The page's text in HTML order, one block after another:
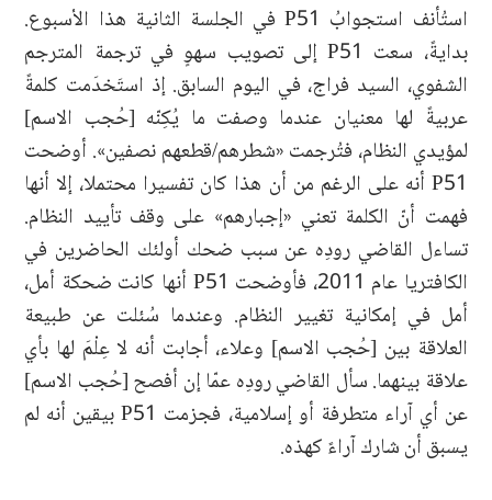
استُأنف استجوابُ P51 في الجلسة الثانية هذا الأسبوع.
بدايةً، سعت P51 إلى تصويب سهوٍ في ترجمة المترجم
الشفوي، السيد فراج، في اليوم السابق. إذ استَخدَمت كلمةً
عربيةً لها معنيان عندما وصفت ما يُكِنّه [حُجب الاسم]
لمؤيدي النظام، فتُرجمت «شطرهم/قطعهم نصفين». أوضحت
P51 أنه على الرغم من أن هذا كان تفسيرا محتملا، إلا أنها
فهمت أنّ الكلمة تعني «إجبارهم» على وقف تأييد النظام.
تساءل القاضي رودِه عن سبب ضحك أولئك الحاضرين في
الكافتريا عام 2011، فأوضحت P51 أنها كانت ضحكة أمل،
أمل في إمكانية تغيير النظام. وعندما سُئلت عن طبيعة
العلاقة بين [حُجب الاسم] وعلاء، أجابت أنه لا عِلْمَ لها بأي
علاقة بينهما. سأل القاضي رودِه عمّا إن أفصح [حُجب الاسم]
عن أي آراء متطرفة أو إسلامية، فجزمت P51 بيقين أنه لم
يسبق أن شارك آراءً كهذه.